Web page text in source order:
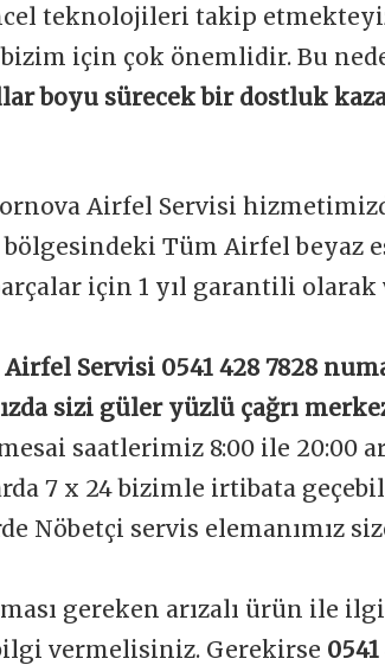
teknolojileri takip
bizim için çok önemlidir. Bu
boyu sürecek bir dostluk
Airfel Servisi
bölgesindeki Tüm Airfel
için 1 yıl garantili olarak
Servisi 0541 428 7828
sizi güler yüzlü çağrı
saatlerimiz 8:00 ile 20:00
7 x 24 bizimle irtibata
Nöbetçi servis elemanımız
gereken arızalı ürün ile
vermelisiniz. Gerekirse